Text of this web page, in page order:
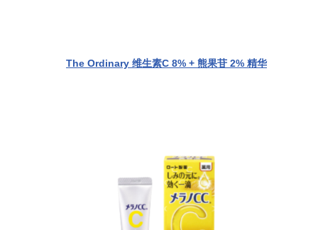
The Ordinary 维生素C 8% + 熊果苷 2% 精华